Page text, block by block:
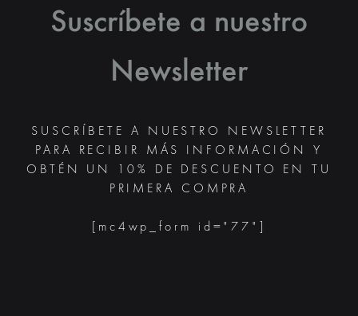
Suscríbete a nuestro
Newsletter
SUSCRÍBETE A NUESTRO NEWSLETTER
PARA RECIBIR MÁS INFORMACIÓN Y
OBTÉN UN 10% DE DESCUENTO EN TU
PRIMERA COMPRA
[mc4wp_form id="77"]